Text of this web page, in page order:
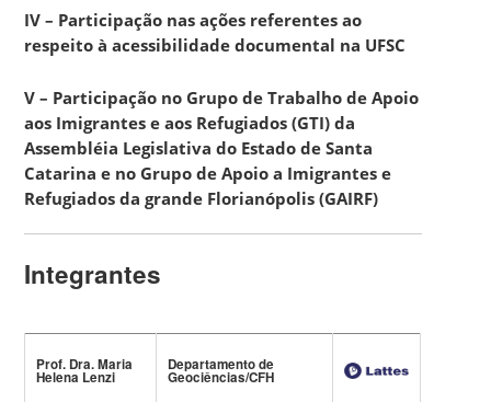
IV – Participação nas ações referentes ao
respeito à acessibilidade documental na UFSC
V – Participação no Grupo de Trabalho de Apoio
aos Imigrantes e aos Refugiados (GTI) da
Assembléia Legislativa do Estado de Santa
Catarina e no Grupo de Apoio a Imigrantes e
Refugiados da grande Florianópolis (GAIRF)
Integrantes
Prof. Dra. Maria
Helena Lenzi
Departamento de
Geociências/CFH